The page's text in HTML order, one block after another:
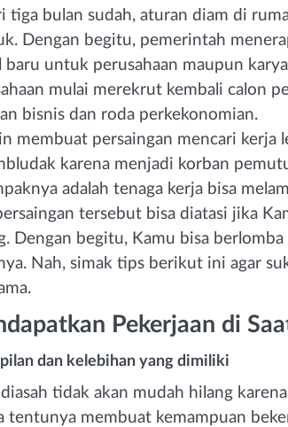
tiga bulan sudah, aturan diam di
Dengan begitu, pemerintah
baru untuk perusahaan maupun
mulai merekrut kembali calon
bisnis dan roda perkekonomian.
membuat persaingan mencari kerja
karena menjadi korban
adalah tenaga kerja bisa
tersebut bisa diatasi jika
Dengan begitu, Kamu bisa
Nah, simak tips berikut ini agar
Pekerjaan di
dan kelebihan yang dimiliki
tidak akan mudah hilang
tentunya membuat kemampuan